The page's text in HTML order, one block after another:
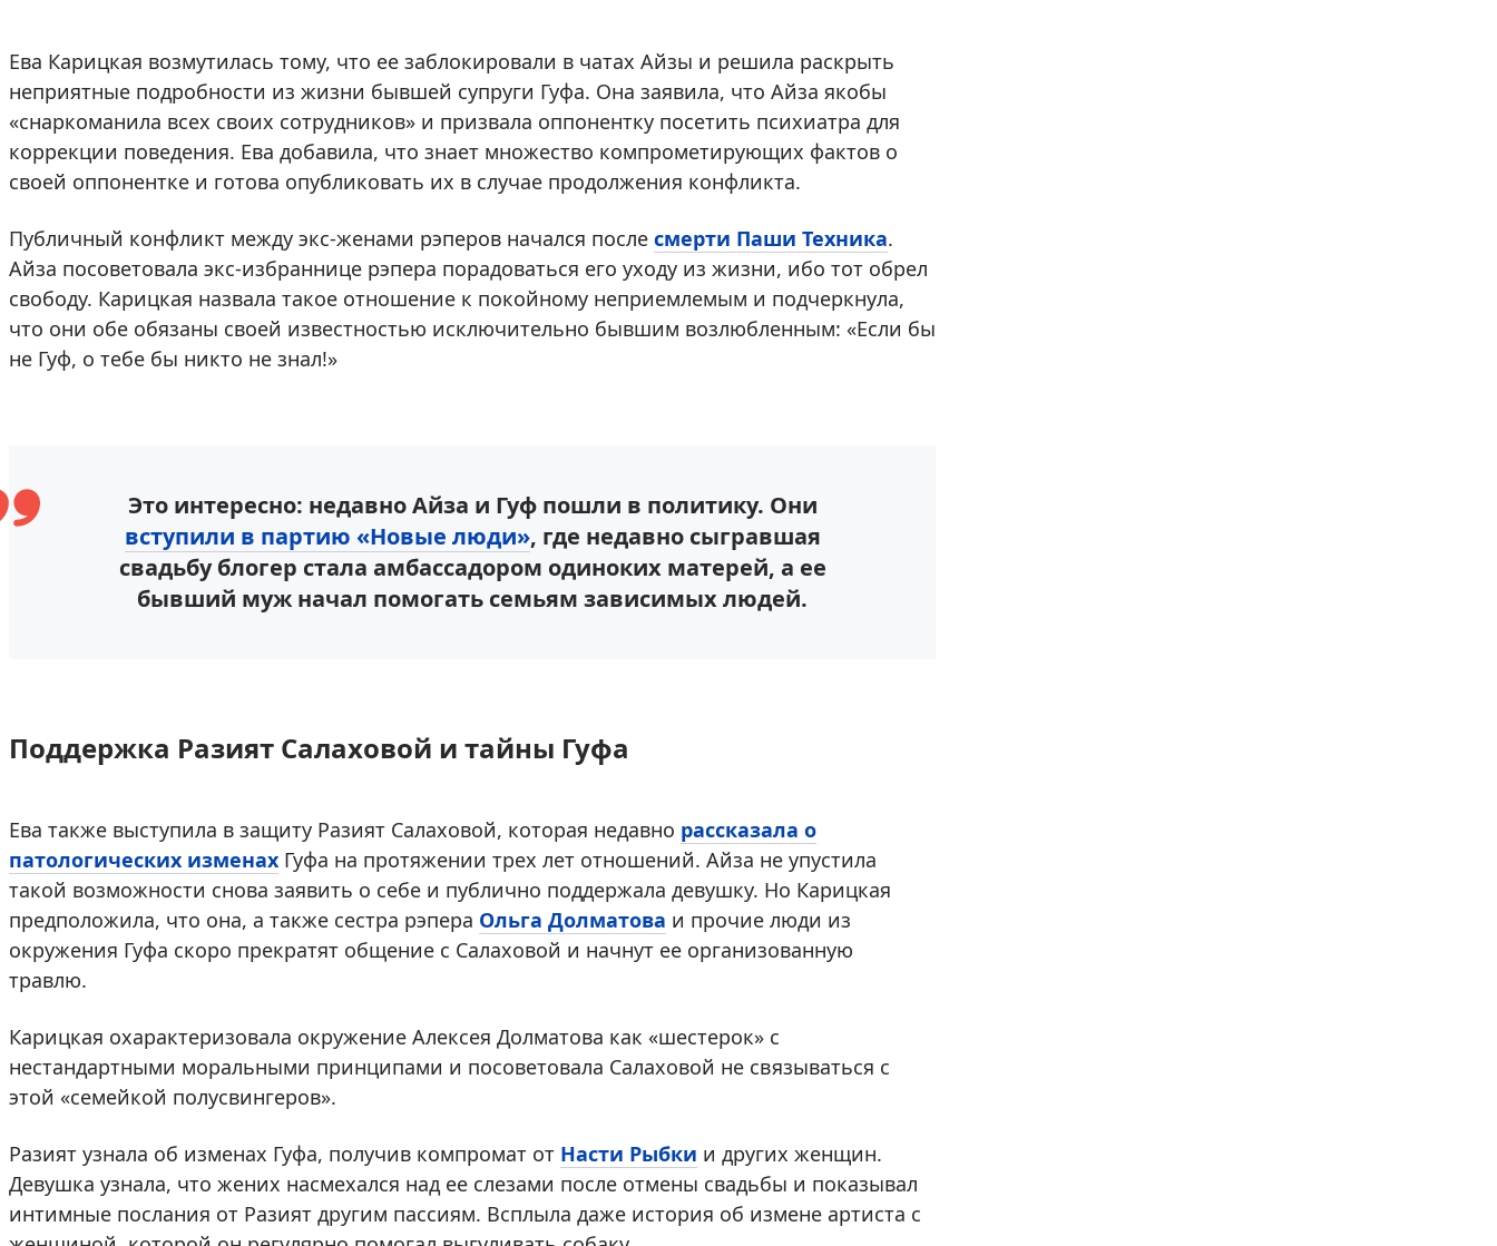
Ева Карицкая возмутилась тому, что ее заблокировали в чатах Айзы и решила раскрыть
неприятные подробности из жизни бывшей супруги Гуфа. Она заявила, что Айза якобы
«снаркоманила всех своих сотрудников» и призвала оппонентку посетить психиатра для
коррекции поведения. Ева добавила, что знает множество компрометирующих фактов о
своей оппонентке и готова опубликовать их в случае продолжения конфликта.
Публичный конфликт между экс-женами рэперов начался после смерти Паши Техника.
Айза посоветовала экс-избраннице рэпера порадоваться его уходу из жизни, ибо тот обрел
свободу. Карицкая назвала такое отношение к покойному неприемлемым и подчеркнула,
что они обе обязаны своей известностью исключительно бывшим возлюбленным: «Если бы
не Гуф, о тебе бы никто не знал!»
Это интересно: недавно Айза и Гуф пошли в политику. Они
вступили в партию «Новые люди», где недавно сыгравшая
свадьбу блогер стала амбассадором одиноких матерей, а ее
бывший муж начал помогать семьям зависимых людей.
Поддержка Разият Салаховой и тайны Гуфа
Ева также выступила в защиту Разият Салаховой, которая недавно рассказала о
патологических изменах Гуфа на протяжении трех лет отношений. Айза не упустила
такой возможности снова заявить о себе и публично поддержала девушку. Но Карицкая
предположила, что она, а также сестра рэпера Ольга Долматова и прочие люди из
окружения Гуфа скоро прекратят общение с Салаховой и начнут ее организованную
травлю.
Карицкая охарактеризовала окружение Алексея Долматова как «шестерок» с
нестандартными моральными принципами и посоветовала Салаховой не связываться с
этой «семейкой полусвингеров».
Разият узнала об изменах Гуфа, получив компромат от Насти Рыбки и других женщин.
Девушка узнала, что жених насмехался над ее слезами после отмены свадьбы и показывал
интимные послания от Разият другим пассиям. Всплыла даже история об измене артиста с